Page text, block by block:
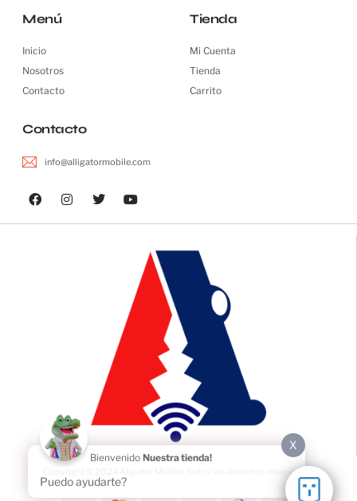
Menú
Inicio
Nosotros
Contacto
Tienda
Mi Cuenta
Tienda
Carrito
Contacto
info@alligatormobile.com
Copyright © 2024 Aligator Mobile, todos los derechos reservados.
X
Bienvenido Nuestra tienda!
Puedo ayudarte?